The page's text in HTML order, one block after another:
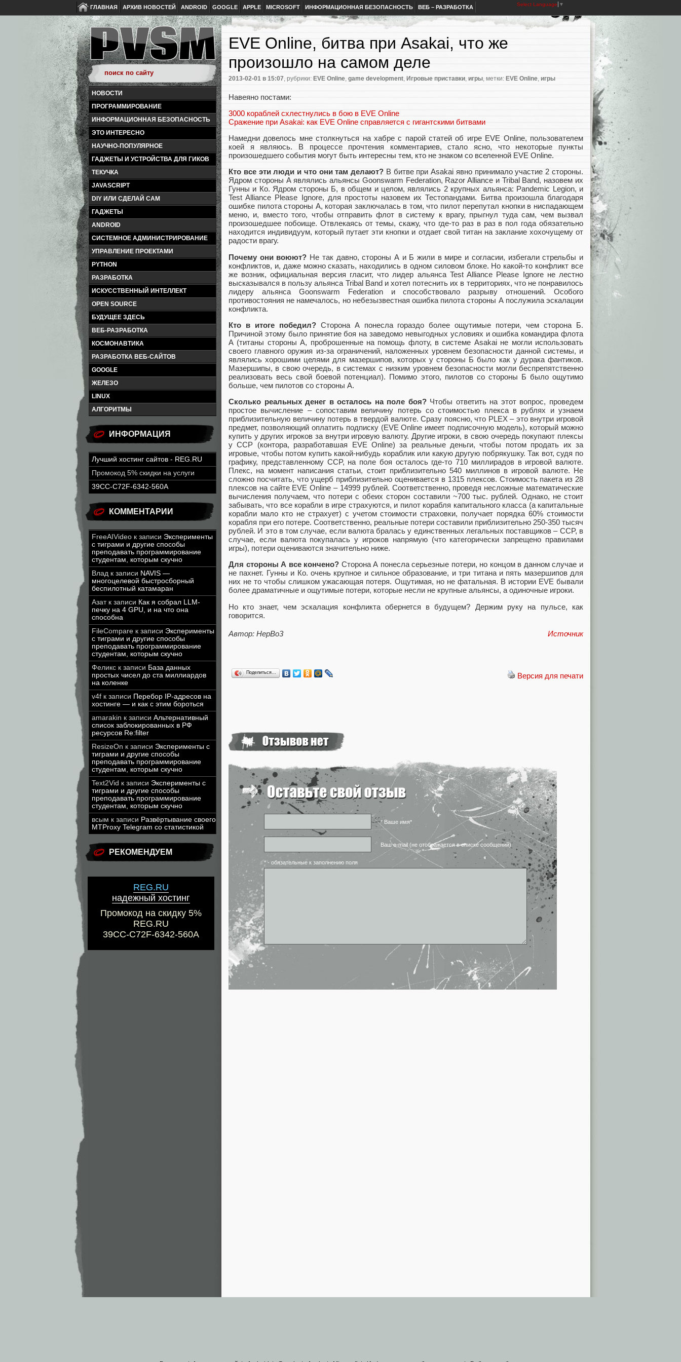
ГЛАВНАЯ АРХИВ НОВОСТЕЙ ANDROID GOOGLE APPLE MICROSOFT ИНФОРМАЦИОННАЯ БЕЗОПАСНОСТЬ ВЕБ – РАЗРАБОТКА Select Language ▼
НОВОСТИ
ПРОГРАММИРОВАНИЕ
ИНФОРМАЦИОННАЯ БЕЗОПАСНОСТЬ
ЭТО ИНТЕРЕСНО
НАУЧНО-ПОПУЛЯРНОЕ
ГАДЖЕТЫ И УСТРОЙСТВА ДЛЯ ГИКОВ
ТЕКУЧКА
JAVASCRIPT
DIY ИЛИ СДЕЛАЙ САМ
ГАДЖЕТЫ
ANDROID
СИСТЕМНОЕ АДМИНИСТРИРОВАНИЕ
УПРАВЛЕНИЕ ПРОЕКТАМИ
PYTHON
РАЗРАБОТКА
ИСКУССТВЕННЫЙ ИНТЕЛЛЕКТ
OPEN SOURCE
БУДУЩЕЕ ЗДЕСЬ
ВЕБ-РАЗРАБОТКА
КОСМОНАВТИКА
РАЗРАБОТКА ВЕБ-САЙТОВ
GOOGLE
ЖЕЛЕЗО
LINUX
АЛГОРИТМЫ
ИНФОРМАЦИЯ
Лучший хостинг сайтов - REG.RU
Промокод 5% скидки на услуги
39CC-C72F-6342-560A
КОММЕНТАРИИ
FreeAIVideo к записи Эксперименты
с тиграми и другие способы
преподавать программирование
студентам, которым скучно
Влад к записи NAVIS —
многоцелевой быстросборный
беспилотный катамаран
Азатк записи Как я собрал LLM-
печку на 4 GPU, и на что она
способна
FileCompare к записи Эксперименты
с тиграми и другие способы
преподавать программирование
студентам, которым скучно
Феликс к записи База данных
простых чисел до ста миллиардов
на коленке
v4f к записи Перебор IP-адресов на
хостинге — и как с этим бороться
amarakin к записи Альтернативный
список заблокированных в РФ
ресурсов Re:filter
ResizeOn к записи Эксперименты с
тиграми и другие способы
преподавать программирование
студентам, которым скучно
Text2Vid к записи Эксперименты с
тиграми и другие способы
преподавать программирование
студентам, которым скучно
всым к записи Развёртывание своего
MTProxy Telegram со статистикой
РЕКОМЕНДУЕМ
REG.RU
надежный хостинг
Промокод на скидку 5%
REG.RU
39CC-C72F-6342-560A
EVE Online, битва при Asakai, что же
произошло на самом деле
2013-02-01 в 15:07, рубрики: EVE Online, game development, Игровые приставки, игры, метки: EVE Online, игры
Навеяно постами:
3000 кораблей схлестнулись в бою в EVE Online
Сражение при Asakai: как EVE Online справляется с гигантскими битвами
Намедни довелось мне столкнуться на хабре с парой статей об игре EVE Online, пользователем
коей я являюсь. В процессе прочтения комментариев, стало ясно, что некоторые пункты
произошедшего события могут быть интересны тем, кто не знаком со вселенной EVE Online.
Кто все эти люди и что они там делают? В битве при Asakai явно принимало участие 2 стороны.
Ядром стороны А являлись альянсы Goonswarm Federation, Razor Alliance и Tribal Band, назовем их
Гунны и Ко. Ядром стороны Б, в общем и целом, являлись 2 крупных альянса: Pandemic Legion, и
Test Alliance Please Ignore, для простоты назовем их Тестопандами. Битва произошла благодаря
ошибке пилота стороны А, которая заключалась в том, что пилот перепутал кнопки в ниспадающем
меню, и, вместо того, чтобы отправить флот в систему к врагу, прыгнул туда сам, чем вызвал
произошедшее побоище. Отвлекаясь от темы, скажу, что где-то раз в раз в пол года обязательно
находится индивидуум, который путает эти кнопки и отдает свой титан на заклание хохочущему от
радости врагу.
Почему они воюют? Не так давно, стороны А и Б жили в мире и согласии, избегали стрельбы и
конфликтов, и, даже можно сказать, находились в одном силовом блоке. Но какой-то конфликт все
же возник, официальная версия гласит, что лидер альянса Test Alliance Please Ignore не лестно
высказывался в пользу альянса Tribal Band и хотел потеснить их в территориях, что не понравилось
лидеру альянса Goonswarm Federation и способствовало разрыву отношений. Особого
противостояния не намечалось, но небезызвестная ошибка пилота стороны А послужила эскалации
конфликта.
Кто в итоге победил?Сторона А понесла гораздо более ощутимые потери, чем сторона Б.
Причиной этому было принятие боя на заведомо невыгодных условиях и ошибка командира флота
А (титаны стороны А, проброшенные на помощь флоту, в системе Asakai не могли использовать
своего главного оружия из-за ограничений, наложенных уровнем безопасности данной системы, и
являлись хорошими целями для мазершипов, которых у стороны Б было как у дурака фантиков.
Мазершипы, в свою очередь, в системах с низким уровнем безопасности могли беспрепятственно
реализовать весь свой боевой потенциал). Помимо этого, пилотов со стороны Б было ощутимо
больше, чем пилотов со стороны А.
Сколько реальных денег в осталось на поле боя?Чтобы ответить на этот вопрос, проведем
простое вычисление – сопоставим величину потерь со стоимостью плекса в рублях и узнаем
приблизительную величину потерь в твердой валюте. Сразу поясню, что PLEX – это внутри игровой
предмет, позволяющий оплатить подписку (EVE Online имеет подписочную модель), который можно
купить у других игроков за внутри игровую валюту. Другие игроки, в свою очередь покупают плексы
у CCP (контора, разработавшая EVE Online) за реальные деньги, чтобы потом продать их за
игровые, чтобы потом купить какой-нибудь кораблик или какую другую побрякушку. Так вот, судя по
графику, представленному CCP, на поле боя осталось где-то 710 миллирадов в игровой валюте.
Плекс, на момент написания статьи, стоит приблизительно 540 миллинов в игровой валюте. Не
сложно посчитать, что ущерб приблизительно оценивается в 1315 плексов. Стоимость пакета из 28
плексов на сайте EVE Online – 14999 рублей. Соответственно, проведя несложные математические
вычисления получаем, что потери с обеих сторон составили ~700 тыс. рублей. Однако, не стоит
забывать, что все корабли в игре страхуются, и пилот корабля капитального класса (а капитальные
корабли мало кто не страхует) с учетом стоимости страховки, получает порядка 60% стоимости
корабля при его потере. Соответственно, реальные потери составили приблизительно 250-350 тысяч
рублей. И это в том случае, если валюта бралась у единственных легальных поставщиков – CCP, в
случае, если валюта покупалась у игроков напрямую (что категорически запрещено правилами
игры), потери оцениваются значительно ниже.
Для стороны А все кончено? Сторона А понесла серьезные потери, но концом в данном случае и
не пахнет. Гунны и Ко. очень крупное и сильное образование, и три титана и пять мазершипов для
них не то чтобы слишком ужасающая потеря. Ощутимая, но не фатальная. В истории EVE бывали
более драматичные и ощутимые потери, которые несли не крупные альянсы, а одиночные игроки.
Но кто знает, чем эскалация конфликта обернется в будущем? Держим руку на пульсе, как
говорится.
Автор: HepBo3 Источник
Версия для печати
Поделиться…
* Ваше имя*
Ваш e-mail (не отображается в списке сообщений)
* - обязательные к заполнению поля